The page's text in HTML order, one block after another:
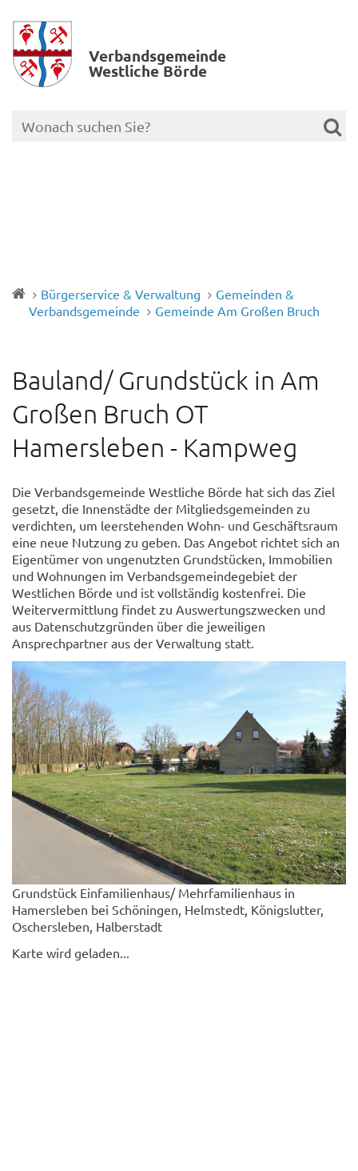
Verbands­gemeinde
Westliche Börde
Bürgerservice & Verwaltung
Gemeinden &
Verbandsgemeinde
Gemeinde Am Großen Bruch
Bauland/ Grundstück in Am
Großen Bruch OT
Hamersleben - Kampweg
Die Verbandsgemeinde Westliche Börde hat sich das Ziel
gesetzt, die Innenstädte der Mitgliedsgemeinden zu
verdichten, um leerstehenden Wohn- und Geschäftsraum
eine neue Nutzung zu geben. Das Angebot richtet sich an
Eigentümer von ungenutzten Grundstücken, Immobilien
und Wohnungen im Verbandsgemeindegebiet der
Westlichen Börde und ist vollständig kostenfrei. Die
Weitervermittlung findet zu Auswertungszwecken und
aus Datenschutzgründen über die jeweiligen
Ansprechpartner aus der Verwaltung statt.
Grundstück Einfamilienhaus/ Mehrfamilienhaus in
Hamersleben bei Schöningen, Helmstedt, Königslutter,
Oschersleben, Halberstadt
Karte wird geladen...